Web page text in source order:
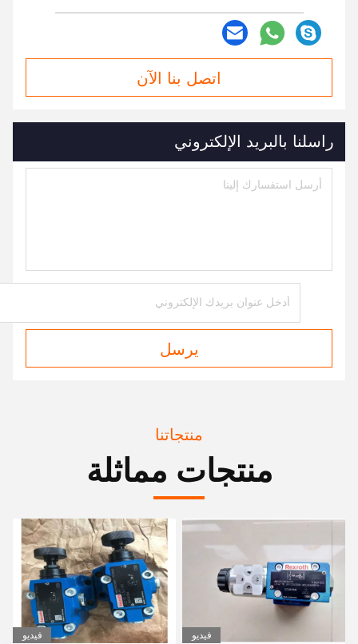
اتصل بنا الآن
راسلنا بالبريد الإلكتروني
يرسل
منتجاتنا
منتجات مماثلة
فيديو